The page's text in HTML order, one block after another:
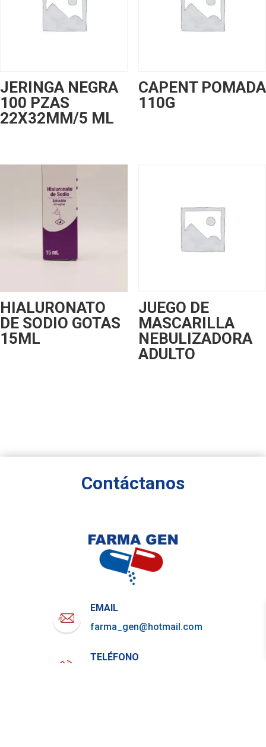
JERINGA NEGRA
100 PZAS
22X32MM/5 ML
CAPENT POMADA
110G
HIALURONATO
DE SODIO GOTAS
15ML
JUEGO DE
MASCARILLA
NEBULIZADORA
ADULTO
Contáctanos
EMAIL
farma_gen@hotmail.com
TELÉFONO